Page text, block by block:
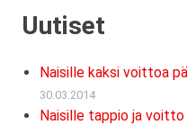
Uutiset
Naisille kaksi voittoa
30.03.2014
Naisille tappio ja